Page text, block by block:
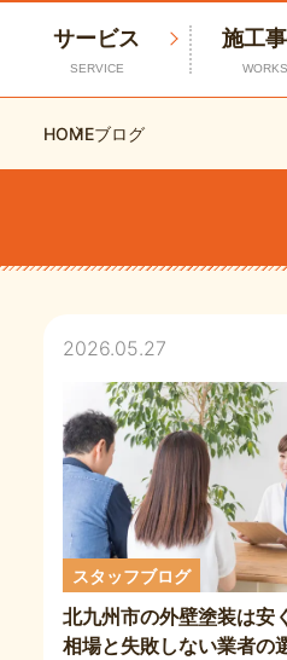
サービス
SERVICE
施工
WORKS
HOMEブログ
2026.05.27
スタッフブログ
北九州市の外壁塗装は安
相場と失敗しない業者の